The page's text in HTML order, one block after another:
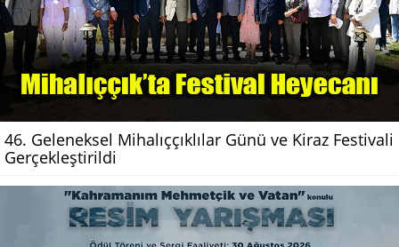
46. Geleneksel Mihalıççıklılar Günü ve Kiraz Festivali
Gerçekleştirildi